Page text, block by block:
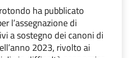
ha pubblicato
l’assegnazione di
a sostegno dei canoni di
2023, rivolto ai